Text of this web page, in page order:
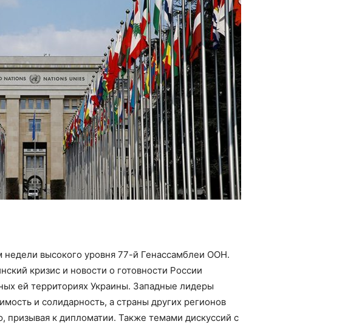
высокого уровня 77-й Генассамблеи ООН.
кризис и новости о готовности России
ей территориях Украины. Западные лидеры
и солидарность, а страны других регионов
к дипломатии. Также темами дискуссий с